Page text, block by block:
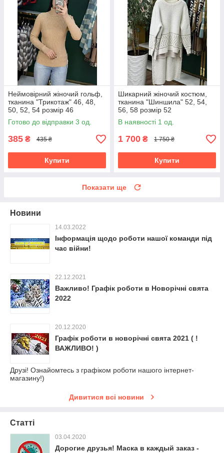
Неймовірний жіночий гольф,
тканина "Трикотаж" 46, 48,
50, 52, 54 розмір 46
Готово до відправки 3 од.
385 ₴ 435 ₴
Купити
Шикарний жіночий костюм,
тканина "Шиншила" 52, 54,
56, 58 розмір 52
В наявності 1 од.
1 700 ₴ 1 750 ₴
Купити
Показати ще
Новини
14.03.2022
Інформація щодо роботи нашої команди під
час війни!
22.12.2021
Важливо! Графік роботи в Новорічні свята
2022
20.12.2020
Графік роботи в новорічні свята 2021 ( !
ВАЖЛИВО! )
Друзі! Ознайомтесь з графіком роботи нашого інтернет-
магазину!)
Дивитися всі новини
Статті
03.04.2020
Дорогие друзья! Маска в каждый заказ -